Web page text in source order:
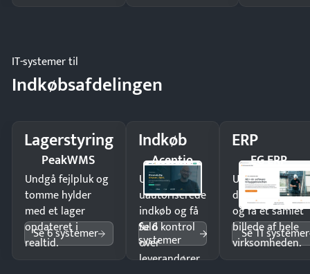
IT-systemer til
Indkøbsafdelingen
Lagerstyring
PeakWMS
Undgå fejlpluk og
tomme hylder
med et lager
opdateret i
realtid.
Se 6 systemer
Indkøb
Acentio
Undgå
uautoriserede
indkøb og få
fuld kontrol
over
leverandører
Se 6
systemer
ERP
EG ERP
Undgå
og få ét samlet
billede af hele
virksomheden.
Se 11 systemer